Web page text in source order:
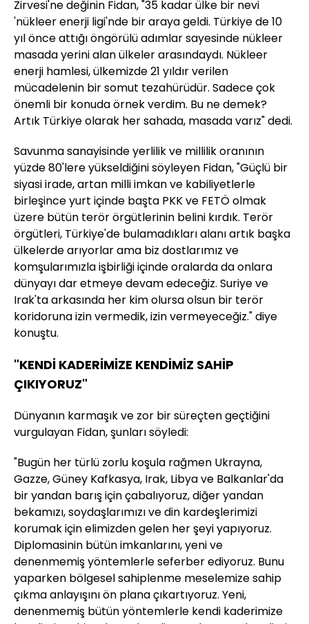
Zirvesi'ne değinin Fidan, "35 kadar ülke bir nevi
'nükleer enerji ligi'nde bir araya geldi. Türkiye de 10
yıl önce attığı öngörülü adımlar sayesinde nükleer
masada yerini alan ülkeler arasındaydı. Nükleer
enerji hamlesi, ülkemizde 21 yıldır verilen
mücadelenin bir somut tezahürüdür. Sadece çok
önemli bir konuda örnek verdim. Bu ne demek?
Artık Türkiye olarak her sahada, masada varız" dedi.
Savunma sanayisinde yerlilik ve millilik oranının
yüzde 80'lere yükseldiğini söyleyen Fidan, "Güçlü bir
siyasi irade, artan milli imkan ve kabiliyetlerle
birleşince yurt içinde başta PKK ve FETÖ olmak
üzere bütün terör örgütlerinin belini kırdık. Terör
örgütleri, Türkiye'de bulamadıkları alanı artık başka
ülkelerde arıyorlar ama biz dostlarımız ve
komşularımızla işbirliği içinde oralarda da onlara
dünyayı dar etmeye devam edeceğiz. Suriye ve
Irak'ta arkasında her kim olursa olsun bir terör
koridoruna izin vermedik, izin vermeyeceğiz." diye
konuştu.
"KENDİ KADERİMİZE KENDİMİZ SAHİP
ÇIKIYORUZ"
Dünyanın karmaşık ve zor bir süreçten geçtiğini
vurgulayan Fidan, şunları söyledi:
"Bugün her türlü zorlu koşula rağmen Ukrayna,
Gazze, Güney Kafkasya, Irak, Libya ve Balkanlar'da
bir yandan barış için çabalıyoruz, diğer yandan
bekamızı, soydaşlarımızı ve din kardeşlerimizi
korumak için elimizden gelen her şeyi yapıyoruz.
Diplomasinin bütün imkanlarını, yeni ve
denenmemiş yöntemlerle seferber ediyoruz. Bunu
yaparken bölgesel sahiplenme meselemize sahip
çıkma anlayışını ön plana çıkartıyoruz. Yeni,
denenmemiş bütün yöntemlerle kendi kaderimize